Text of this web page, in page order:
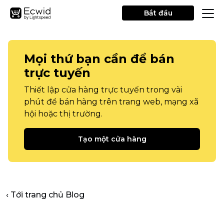
Bắt đầu
Mọi thứ bạn cần để bán
trực tuyến
Thiết lập cửa hàng trực tuyến trong vài
phút để bán hàng trên trang web, mạng xã
hội hoặc thị trường.
Tạo một cửa hàng
‹ Tới trang chủ Blog